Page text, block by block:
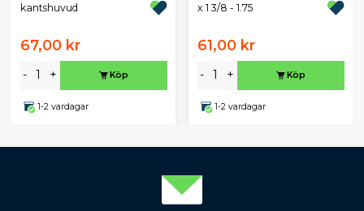
kantshuvud
67,00 kr
- + Köp
1-2 vardagar
x 1 3/8 - 1.75
61,00 kr
- + Köp
1-2 vardagar